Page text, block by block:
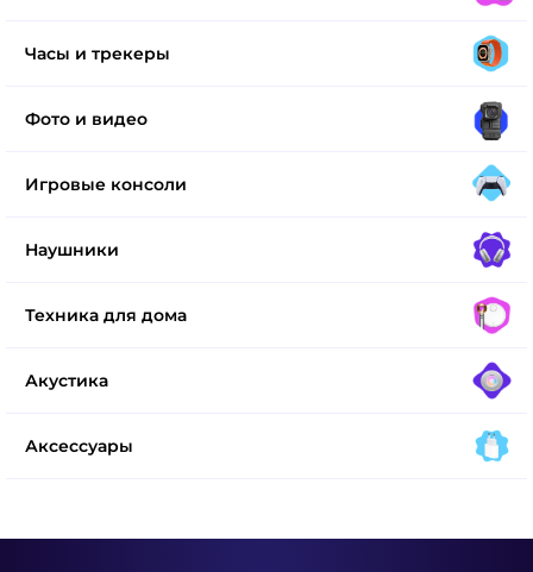
Часы и трекеры
Фото и видео
Игровые консоли
Наушники
Техника для дома
Акустика
Аксессуары